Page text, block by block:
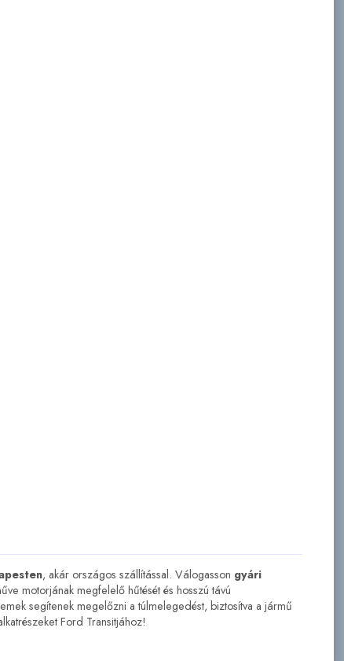
, akár országos szállítással. Válogasson gyári
motorjának megfelelő hűtését és hosszú távú
segítenek megelőzni a túlmelegedést, biztosítva a jármű
Ford Transitjához!